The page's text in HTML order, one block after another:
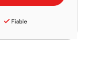
Fiable